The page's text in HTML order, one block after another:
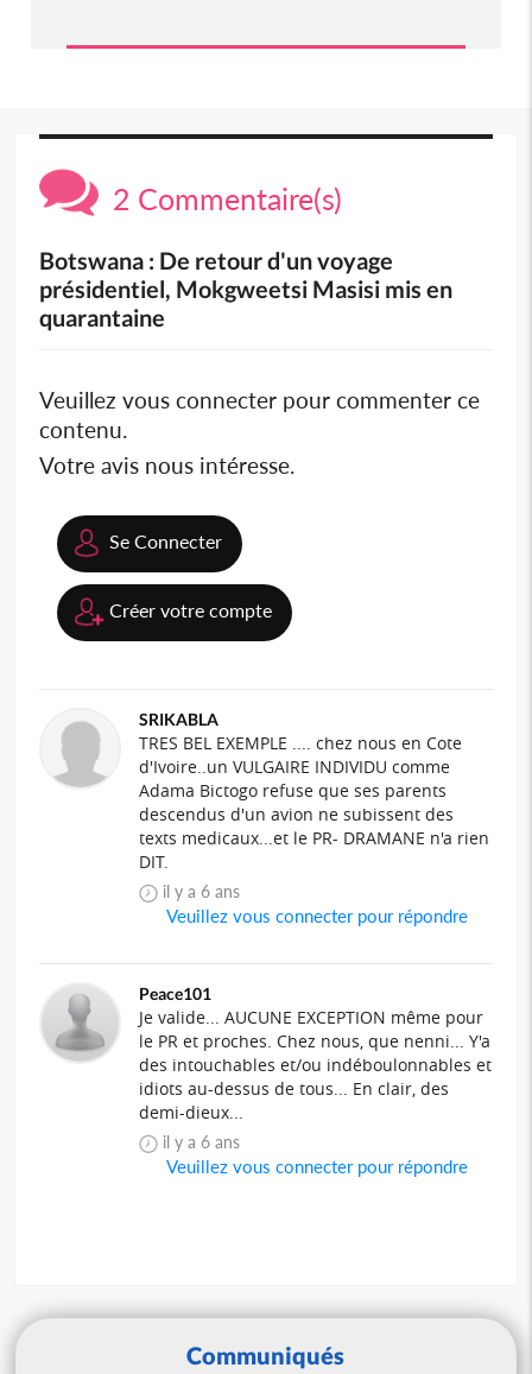
2 Commentaire(s)
Botswana : De retour d'un voyage
présidentiel, Mokgweetsi Masisi mis en
quarantaine
Veuillez vous connecter pour commenter ce
contenu.
Votre avis nous intéresse.
Se Connecter
Créer votre compte
SRIKABLA
TRES BEL EXEMPLE .... chez nous en Cote
d'Ivoire..un VULGAIRE INDIVIDU comme
Adama Bictogo refuse que ses parents
descendus d'un avion ne subissent des
texts medicaux...et le PR- DRAMANE n'a rien
DIT.
il y a 6 ans
Veuillez vous connecter pour répondre
Peace101
Je valide... AUCUNE EXCEPTION même pour
le PR et proches. Chez nous, que nenni... Y'a
des intouchables et/ou indéboulonnables et
idiots au-dessus de tous... En clair, des
demi-dieux...
il y a 6 ans
Veuillez vous connecter pour répondre
Communiqués